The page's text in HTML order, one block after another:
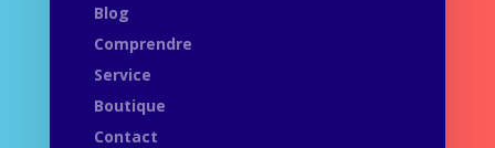
Blog
Comprendre
Service
Boutique
Contact